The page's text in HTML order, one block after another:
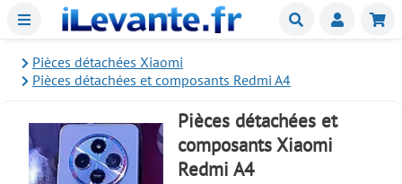
Menu Buscar
Pièces détachées Xiaomi
Pièces détachées et composants Redmi A4
Pièces détachées et
composants Xiaomi
Redmi A4